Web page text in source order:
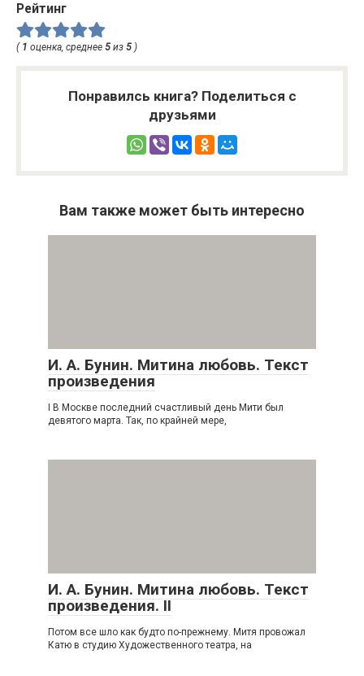
Рейтинг
( 1 оценка, среднее 5 из 5 )
Понравилсь книга? Поделиться с
друзьями
Вам также может быть интересно
И. А. Бунин. Митина любовь. Текст
произведения
I В Москве последний счастливый день Мити был
девятого марта. Так, по крайней мере,
И. А. Бунин. Митина любовь. Текст
произведения. II
Потом все шло как будто по-прежнему. Митя провожал
Катю в студию Художественного театра, на